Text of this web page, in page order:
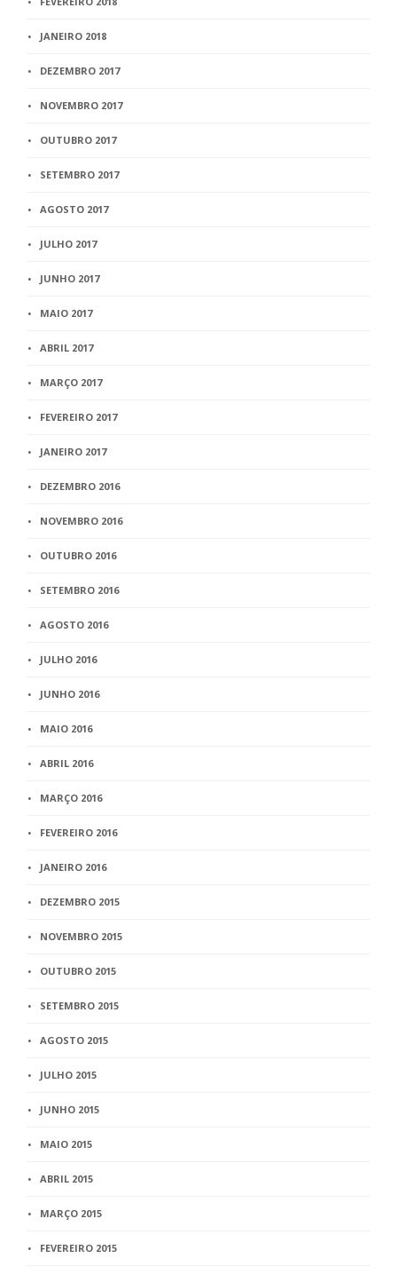
JANEIRO 2018
DEZEMBRO 2017
NOVEMBRO 2017
OUTUBRO 2017
SETEMBRO 2017
AGOSTO 2017
JULHO 2017
JUNHO 2017
MAIO 2017
ABRIL 2017
MARÇO 2017
FEVEREIRO 2017
JANEIRO 2017
DEZEMBRO 2016
NOVEMBRO 2016
OUTUBRO 2016
SETEMBRO 2016
AGOSTO 2016
JULHO 2016
JUNHO 2016
MAIO 2016
ABRIL 2016
MARÇO 2016
FEVEREIRO 2016
JANEIRO 2016
DEZEMBRO 2015
NOVEMBRO 2015
OUTUBRO 2015
SETEMBRO 2015
AGOSTO 2015
JULHO 2015
JUNHO 2015
MAIO 2015
ABRIL 2015
MARÇO 2015
FEVEREIRO 2015